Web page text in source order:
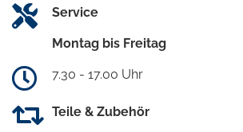
Service
Montag bis Freitag
7.30 - 17.00 Uhr
Teile & Zubehör